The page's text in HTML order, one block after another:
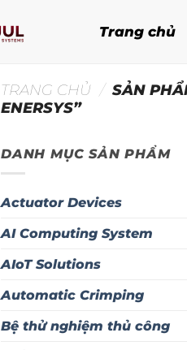
Trang chủ
TRANG CHỦ / SẢN
ENERSYS”
DANH MỤC SẢN PHẨM
Actuator Devices
AI Computing System
AIoT Solutions
Automatic Crimping
Bệ thử nghiệm thủ công